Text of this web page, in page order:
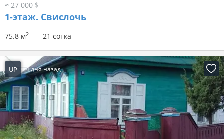
≈ 27 000 $
1-этаж. Свислочь
75.8 м2 21 сотка
UP 4 дня назад